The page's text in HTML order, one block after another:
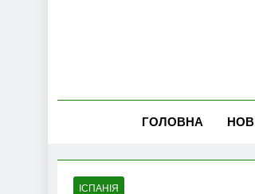
ГОЛОВНА
ІСПАНІЯ